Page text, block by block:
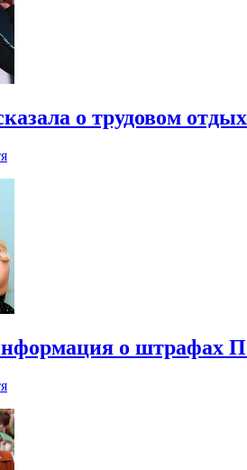
о трудовом
о штрафах